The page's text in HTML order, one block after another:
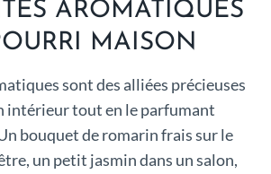
AROMATIQUES
MAISON
sont des alliées précieuses
intérieur tout en le parfumant
bouquet de romarin frais sur le
un petit jasmin dans un salon,